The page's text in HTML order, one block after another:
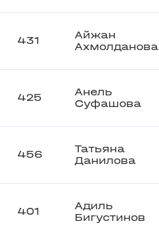
431
Айжан
Ахмолданова
425
Анель
Суфашова
456
Татьяна
Данилова
401
Адиль
Бигустинов